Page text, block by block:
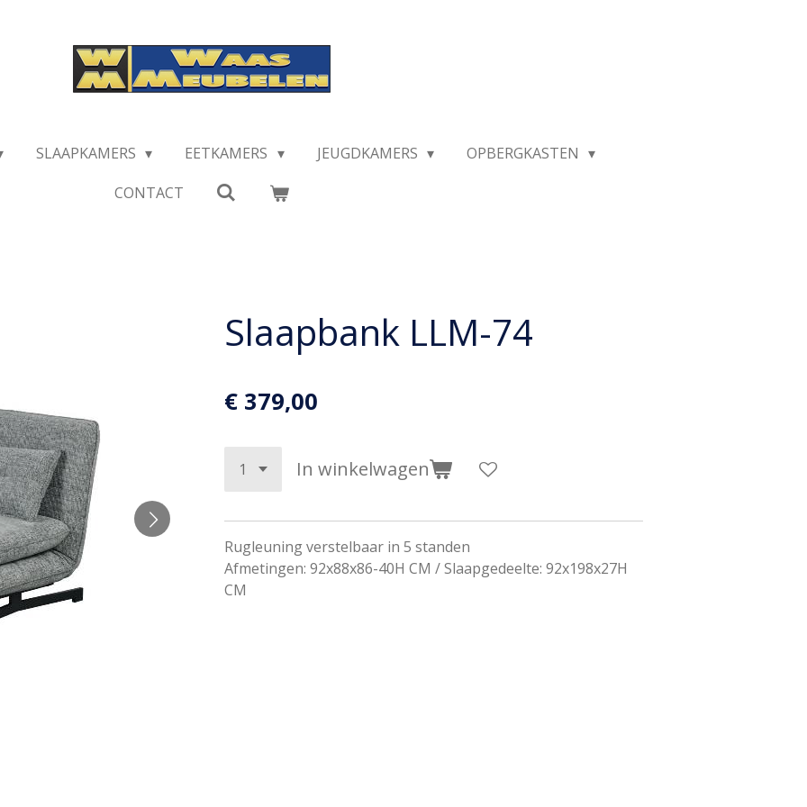
SLAAPKAMERS EETKAMERS JEUGDKAMERS
OPBERGKASTEN
CONTACT
Slaapbank LLM-74
€ 379,00
In winkelwagen
Rugleuning verstelbaar in 5 standen
Afmetingen: 92x88x86-40H CM / Slaapgedeelte: 92x198x27H
CM